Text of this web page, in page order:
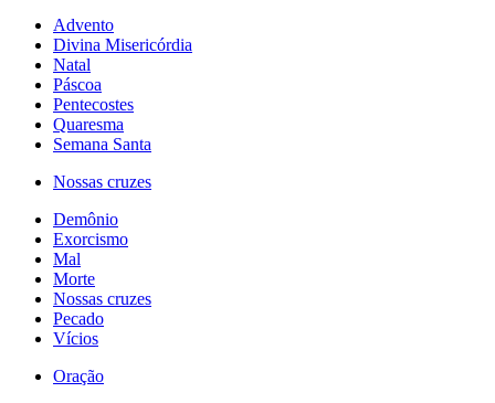
Advento
Divina Misericórdia
Natal
Páscoa
Pentecostes
Quaresma
Semana Santa
Nossas cruzes
Demônio
Exorcismo
Mal
Morte
Nossas cruzes
Pecado
Vícios
Oração